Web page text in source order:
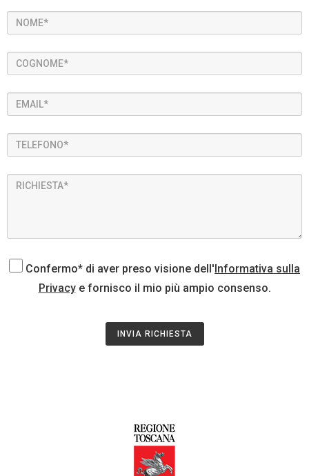
Confermo* di aver preso visione dell'Informativa sulla
Privacye fornisco il mio più ampio consenso.
INVIA RICHIESTA